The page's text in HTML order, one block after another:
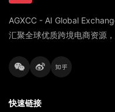
AGXCC - AI Global
汇聚全球优质跨境电商资源
快速链接